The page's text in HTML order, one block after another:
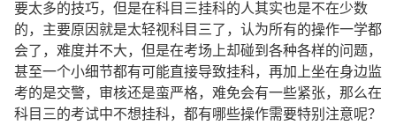
要太多的技巧，但是在科目三挂科的人其实也是不在少数
的，主要原因就是太轻视科目三了，认为所有的操作一学都
会了，难度并不大，但是在考场上却碰到各种各样的问题，
甚至一个小细节都有可能直接导致挂科，再加上坐在身边监
考的是交警，审核还是蛮严格，难免会有一些紧张，那么在
科目三的考试中不想挂科，都有哪些操作需要特别注意呢？